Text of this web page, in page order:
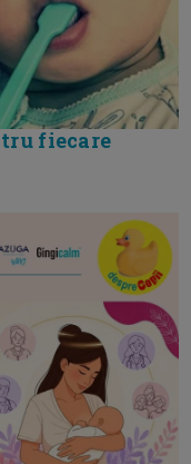
fiecare